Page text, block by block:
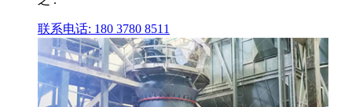
联系电话: 180 3780 8511